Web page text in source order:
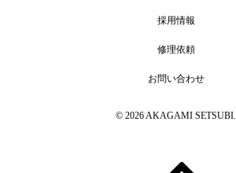
採用情報
修理依頼
お問い合わせ
© 2026 AKAGAMI SETSUBI.